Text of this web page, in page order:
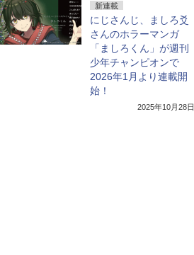
新連載
にじさんじ、ましろ爻
さんのホラーマンガ
「ましろくん」が週刊
少年チャンピオンで
2026年1月より連載開
始！
2025年10月28日